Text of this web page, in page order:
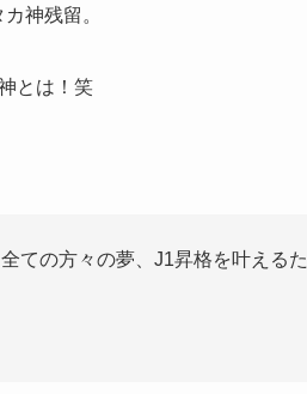
神残留。
とは！笑
ての方々の夢、J1昇格を叶える